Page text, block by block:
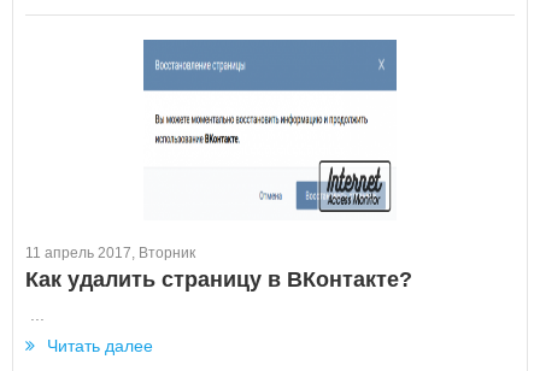
11 апрель 2017, Вторник
Как удалить страницу в ВКонтакте?
Читать далее